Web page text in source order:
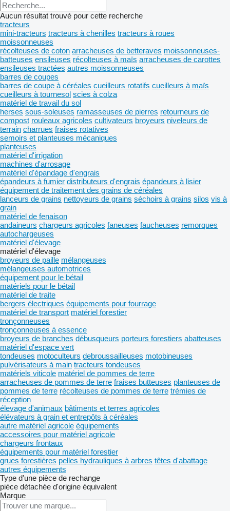
Aucun résultat trouvé pour cette recherche
tracteurs
mini-tracteurs tracteurs à chenilles tracteurs à roues
moissonneuses
récolteuses de coton arracheuses de betteraves moissonneuses-
batteuses ensileuses récolteuses à maïs arracheuses de carottes
ensileuses tractées autres moissonneuses
barres de coupes
barres de coupe à céréales cueilleurs rotatifs cueilleurs à maïs
cueilleurs à tournesol scies à colza
matériel de travail du sol
herses sous-soleuses ramasseuses de pierres retourneurs de
compost rouleaux agricoles cultivateurs broyeurs niveleurs de
terrain charrues fraises rotatives
semoirs et planteuses mécaniques
planteuses
matériel d'irrigation
machines d'arrosage
matériel d'épandage d'engrais
épandeurs à fumier distributeurs d'engrais épandeurs à lisier
équipement de traitement des grains de céréales
lanceurs de grains nettoyeurs de grains séchoirs à grains silos vis à
grain
matériel de fenaison
andaineurs chargeurs agricoles faneuses faucheuses remorques
autochargeuses
matériel d'élevage
matériel d'élevage
broyeurs de paille mélangeuses
mélangeuses automotrices
équipement pour le bétail
matériels pour le bétail
matériel de traite
bergers électriques équipements pour fourrage
matériel de transport matériel forestier
tronçonneuses
tronçonneuses à essence
broyeurs de branches débusqueurs porteurs forestiers abatteuses
matériel d'espace vert
tondeuses motoculteurs debroussailleuses motobineuses
pulvérisateurs à main tracteurs tondeuses
matériels viticole matériel de pommes de terre
arracheuses de pommes de terre fraises butteuses planteuses de
pommes de terre récolteuses de pommes de terre trémies de
réception
élevage d'animaux bâtiments et terres agricoles
élévateurs à grain et entrepôts à céréales
autre matériel agricole équipements
accessoires pour matériel agricole
chargeurs frontaux
équipements pour matériel forestier
grues forestières pelles hydrauliques à arbres têtes d'abattage
autres équipements
Type d'une pièce de rechange
pièce détachée d'origine équivalent
Marque